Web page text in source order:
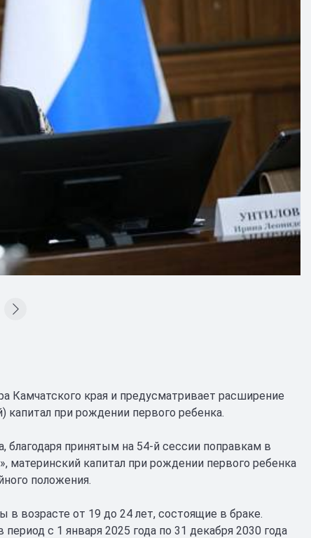
Камчатского края и предусматривает расширение
при рождении первого ребенка.
благодаря принятым на 54-й сессии поправкам в
материнский капитал при рождении первого ребенка
положения.
возрасте от 19 до 24 лет, состоящие в браке.
с 1 января 2025 года по 31 декабря 2030 года